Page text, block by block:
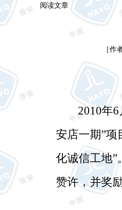
阅读文章
［作
2010年6
安店一期”项
化诚信工地”
赞许，并奖